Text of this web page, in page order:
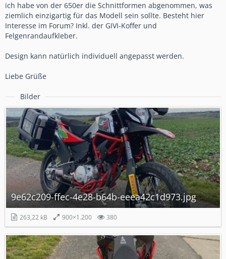
ich habe von der 650er die Schnittformen abgenommen, was
ziemlich einzigartig für das Modell sein sollte. Besteht hier
Interesse im Forum? Inkl. der GIVI-Koffer und
Felgenrandaufkleber.
Design kann natürlich individuell angepasst werden.
Liebe Grüße
Bilder
9e62c209-ffec-4e28-b64b-eeea42c1d973.jpg
263,22 kB 900×1.200 380